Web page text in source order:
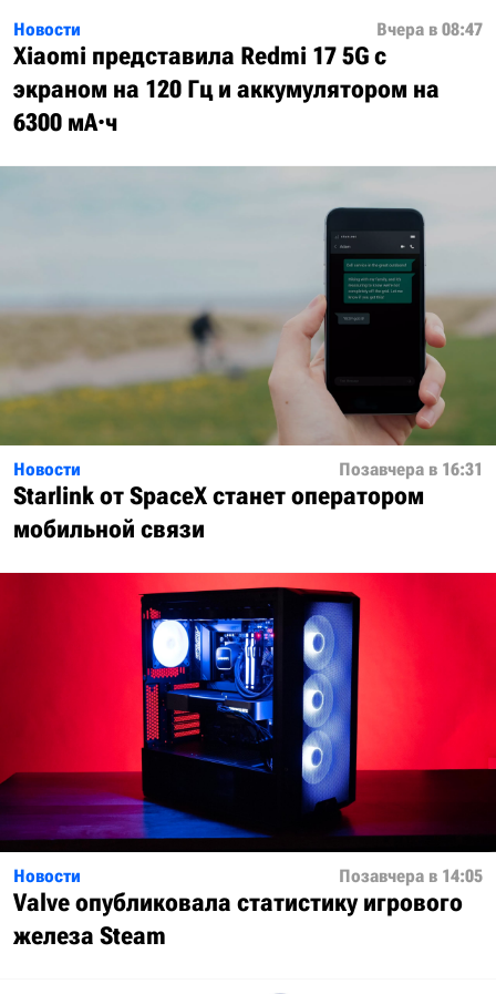
Новости Вчера в 08:47
Xiaomi представила Redmi 17 5G с
экраном на 120 Гц и аккумулятором на
6300 мА·ч
Новости Позавчера в 16:31
Starlink от SpaceX станет оператором
мобильной связи
Новости Позавчера в 14:05
Valve опубликовала статистику игрового
железа Steam